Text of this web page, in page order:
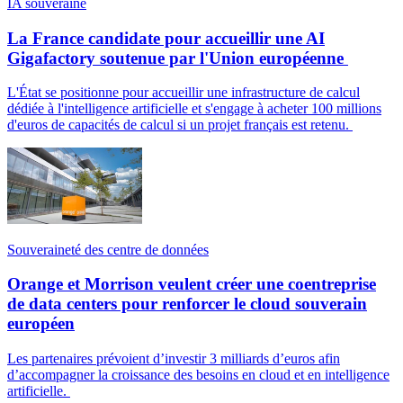
La France candidate pour accueillir une AI
Gigafactory soutenue par l'Union européenne
L'État se positionne pour accueillir une infrastructure de calcul
dédiée à l'intelligence artificielle et s'engage à acheter 100 millions
d'euros de capacités de calcul si un projet français est retenu.
Souveraineté des centre de données
Orange et Morrison veulent créer une coentreprise
de data centers pour renforcer le cloud souverain
européen
Les partenaires prévoient d’investir 3 milliards d’euros afin
d’accompagner la croissance des besoins en cloud et en intelligence
artificielle.